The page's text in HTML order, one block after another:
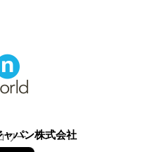
パン株式会社
ワー